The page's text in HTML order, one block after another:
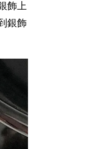
飾上
銀飾